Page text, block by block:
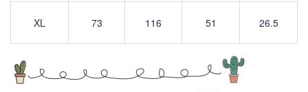
XL 73 116 51 26.5